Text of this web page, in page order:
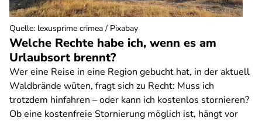
Welche Rechte habe ich, wenn es am
Urlaubsort brennt?
Wer eine Reise in eine Region gebucht hat, in der aktuell
Waldbrände wüten, fragt sich zu Recht: Muss ich
trotzdem hinfahren – oder kann ich kostenlos stornieren?
Ob eine kostenfreie Stornierung möglich ist, hängt vor
Quelle: lexusprime crimea / Pixabay